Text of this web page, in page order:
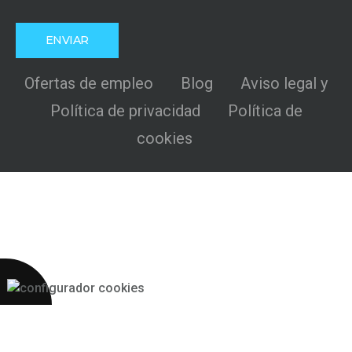
Ofertas de empleo Blog
Aviso legal y
Política de privacidad
Política de
cookies